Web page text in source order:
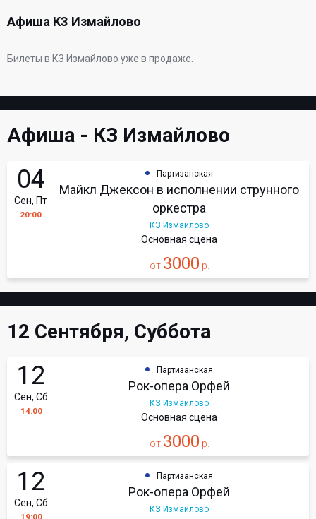
Афиша КЗ Измайлово
Билеты в КЗ Измайлово уже в продаже.
Афиша - КЗ Измайлово
04
Сен, Пт
20:00
Партизанская
Майкл Джексон в исполнении струнного
оркестра
КЗ Измайлово
Основная сцена
от 3000 р.
12 Сентября, Суббота
12
Сен, Сб
14:00
Партизанская
Рок-опера Орфей
КЗ Измайлово
Основная сцена
от 3000 р.
12
Сен, Сб
19:00
Партизанская
Рок-опера Орфей
КЗ Измайлово